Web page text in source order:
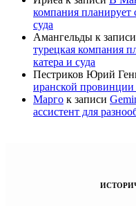
компания планирует
суда
Амангельды к записи
турецкая компания
катера и суда
Пестриков Юрий
иранской провинции
Марго к записи
ассистент для